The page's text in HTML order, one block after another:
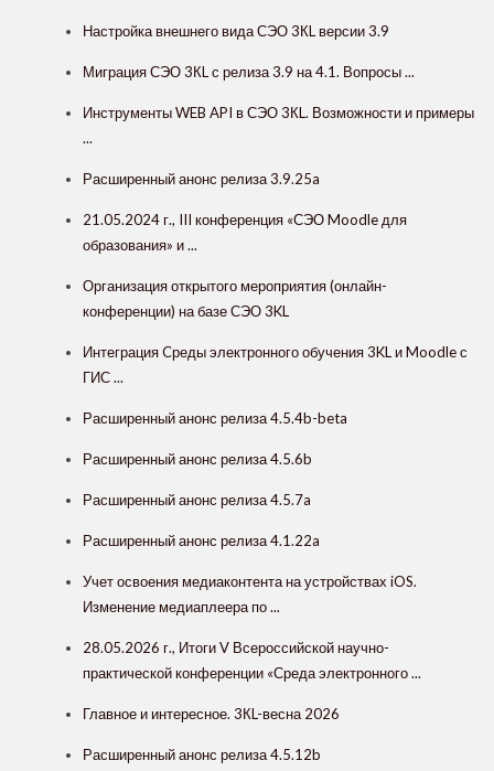
Настройка внешнего вида СЭО 3КL версии 3.9
Миграция СЭО 3КL с релиза 3.9 на 4.1. Вопросы ...
Инструменты WEB API в СЭО 3КL. Возможности и примеры
...
Расширенный анонс релиза 3.9.25a
21.05.2024 г., III конференция «СЭО Moodle для
образования» и ...
Организация открытого мероприятия (онлайн-
конференции) на базе СЭО 3KL
Интеграция Cреды электронного обучения 3KL и Moodle с
ГИС ...
Расширенный анонс релиза 4.5.4b-beta
Расширенный анонс релиза 4.5.6b
Расширенный анонс релиза 4.5.7a
Расширенный анонс релиза 4.1.22a
Учет освоения медиаконтента на устройствах iOS.
Изменение медиаплеера по ...
28.05.2026 г., Итоги V Всероссийской научно-
практической конференции «Среда электронного ...
Главное и интересное. 3КL-весна 2026
Расширенный анонс релиза 4.5.12b